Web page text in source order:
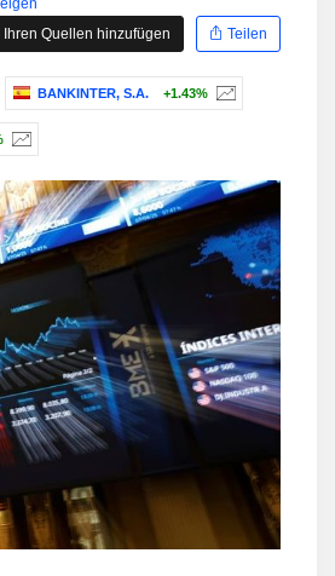
Quellen hinzufügen
Teilen
BANKINTER, S.A. +1.43%